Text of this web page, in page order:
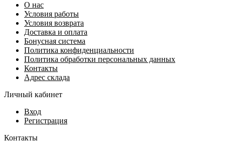
О нас
Условия работы
Условия возврата
Доставка и оплата
Бонусная система
Политика конфиденциальности
Политика обработки персональных данных
Контакты
Адрес склада
Личный кабинет
Вход
Регистрация
Контакты